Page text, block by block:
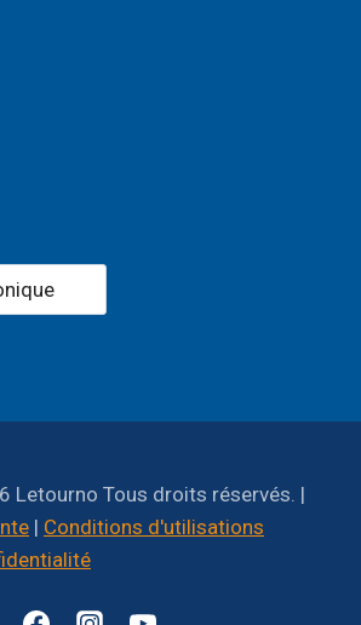
Letourno Tous droits réservés. |
| Conditions d'utilisations